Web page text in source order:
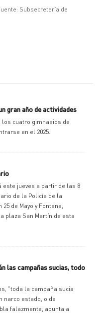
Subsecretaría de
gran año de actividades
cuatro gimnasios de
en el 2025.
jueves a partir de las 8
de la Policía de la
de Mayo y Fontana,
plaza San Martín de esta
las campañas sucias, todo
"toda la campaña sucia
narco estado, o de
falazmente, apunta a